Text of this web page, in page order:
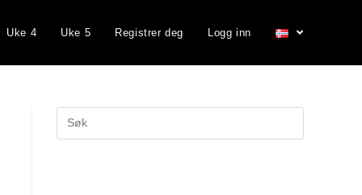
Uke 4 Uke 5 Registrer deg Logg inn